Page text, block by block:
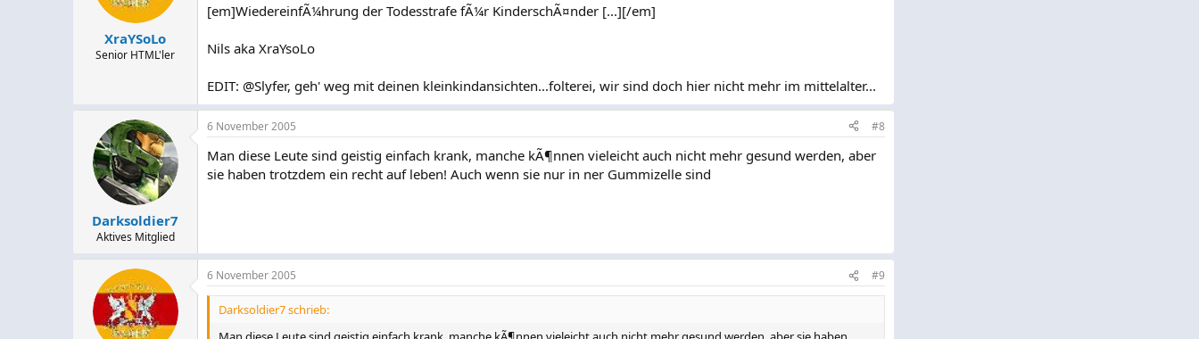
XraYSoLo
Senior HTML'ler
[em]WiedereinfÃ¼hrung der Todesstrafe fÃ¼r KinderschÃ¤nder [...][/em]
Nils aka XraYsoLo
EDIT: @Slyfer, geh' weg mit deinen kleinkindansichten...folterei, wir sind doch hier nicht mehr im mittelalter...
Darksoldier7
Aktives Mitglied
6 November 2005 #8
Man diese Leute sind geistig einfach krank, manche kÃ¶nnen vieleicht auch nicht mehr gesund werden, aber
sie haben trotzdem ein recht auf leben! Auch wenn sie nur in ner Gummizelle sind
6 November 2005 #9
Darksoldier7 schrieb: